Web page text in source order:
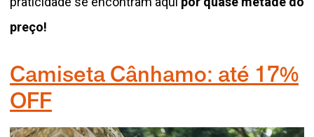
preço!
Camiseta Cânhamo: até 17%
OFF